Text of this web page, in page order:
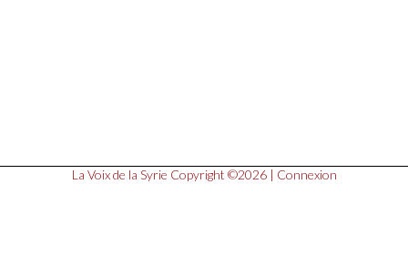
La Voix de la Syrie Copyright ©2026 | Connexion